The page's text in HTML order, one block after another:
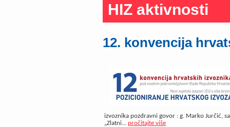
HIZ aktivnosti
12. konvencija
izvoznika pozdravni govor : g. Marko Jurčić,
„Zlatni... pročitajte više